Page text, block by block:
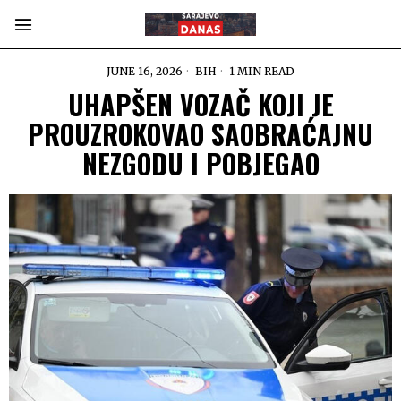
JUNE 16, 2026 BIH 1 MIN READ
UHAPŠEN VOZAČ KOJI JE
PROUZROKOVAO SAOBRAĆAJNU
NEZGODU I POBJEGAO